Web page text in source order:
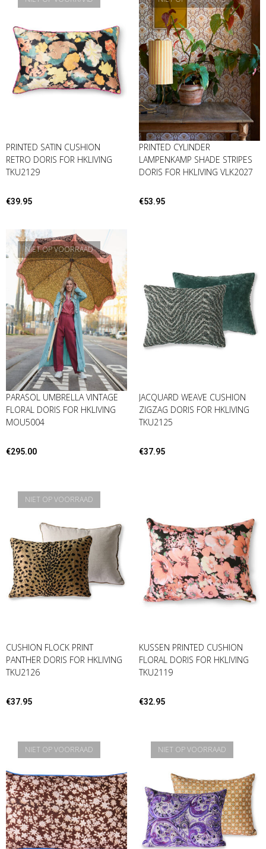
PRINTED SATIN CUSHION
RETRO DORIS FOR HKLIVING
TKU2129
€39.95
PRINTED CYLINDER
LAMPENKAMP SHADE STRIPES
DORIS FOR HKLIVING VLK2027
€53.95
NIET OP VOORRAAD
PARASOL UMBRELLA VINTAGE
FLORAL DORIS FOR HKLIVING
MOU5004
€295.00
JACQUARD WEAVE CUSHION
ZIGZAG DORIS FOR HKLIVING
TKU2125
€37.95
NIET OP VOORRAAD
CUSHION FLOCK PRINT
PANTHER DORIS FOR HKLIVING
TKU2126
€37.95
KUSSEN PRINTED CUSHION
FLORAL DORIS FOR HKLIVING
TKU2119
€32.95
NIET OP VOORRAAD NIET OP VOORRAAD